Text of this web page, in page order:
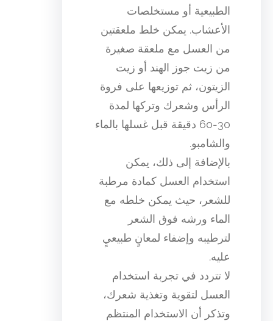
الطبيعية أو مستخلصات
الأعشاب. يمكن خلط ملعقتين
من العسل مع ملعقة صغيرة
من زيت جوز الهند أو زيت
الزيتون، ثم توزيعها على فروة
الرأس وشعرك وتركها لمدة
30-60 دقيقة قبل غسلها بالماء
والشامبو.
بالإضافة إلى ذلك، يمكن
استخدام العسل كمادة مرطبة
للشعر، حيث يمكن خلطه مع
الماء ورشه فوق الشعر
لترطيبه وإضفاء لمعانٍ طبيعيٍ
عليه.
لا تتردد في تجربة استخدام
العسل لتقوية وتغذية شعرك،
وتذكر أن الاستخدام المنتظم